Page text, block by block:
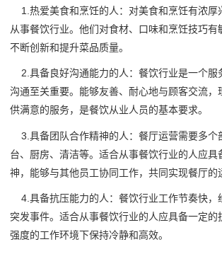
1.热爱美食和烹饪的人：对美食和烹饪有浓厚
从事餐饮行业。他们对食材、口味和烹饪技巧有
不断创新和提升菜品质量。
2.具备良好沟通能力的人：餐饮行业是一个服
沟通至关重要。能够友善、耐心地与顾客交流，
供满意的服务，是餐饮从业人员的基本要求。
3.具备团队合作精神的人：餐厅运营需要多个
台、厨房、清洁等。适合从事餐饮行业的人应具
神，能够与其他员工协同工作，共同实现餐厅的
4.具备抗压能力的人：餐饮行业工作节奏快，
突发事件。适合从事餐饮行业的人应具备一定的
强度的工作环境下保持冷静和高效。